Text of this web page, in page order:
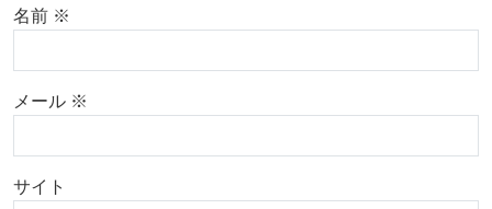
名前 ※
メール ※
サイト